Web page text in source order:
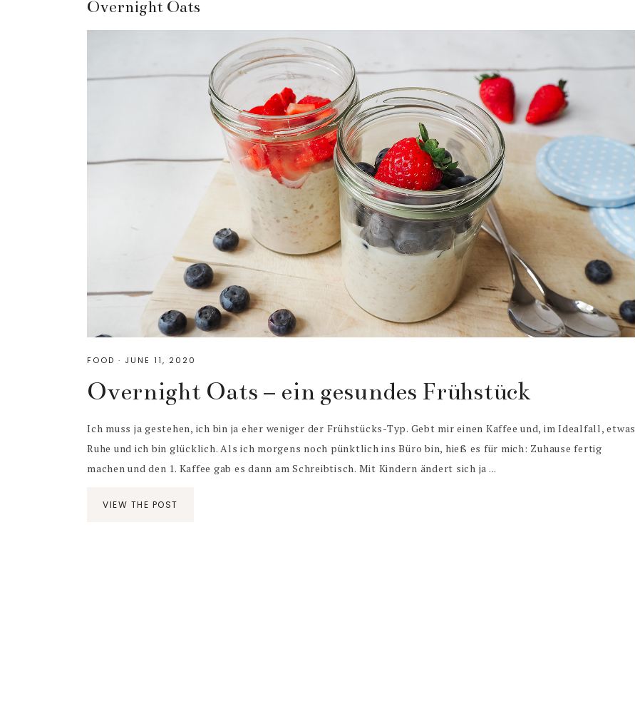
Overnight Oats
FOOD · JUNE 11, 2020
Overnight Oats – ein gesundes Frühstück
Ich muss ja gestehen, ich bin ja eher weniger der Frühstücks-Typ. Gebt mir einen Kaffee und, im Idealfall, etwas
Ruhe und ich bin glücklich. Als ich morgens noch pünktlich ins Büro bin, hieß es für mich: Zuhause fertig
machen und den 1. Kaffee gab es dann am Schreibtisch. Mit Kindern ändert sich ja ...
VIEW THE POST